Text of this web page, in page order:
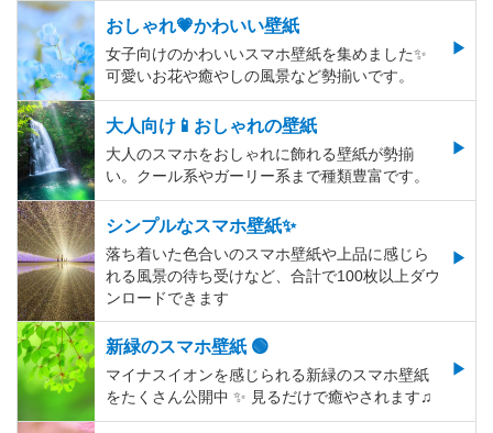
おしゃれ💗かわいい壁紙
女子向けのかわいいスマホ壁紙を集めました✨
可愛いお花や癒やしの風景など勢揃いです。
大人向け📱おしゃれの壁紙
大人のスマホをおしゃれに飾れる壁紙が勢揃
い。クール系やガーリー系まで種類豊富です。
シンプルなスマホ壁紙✨
落ち着いた色合いのスマホ壁紙や上品に感じら
れる風景の待ち受けなど、合計で100枚以上ダウ
ンロードできます
新緑のスマホ壁紙 🟢
マイナスイオンを感じられる新緑のスマホ壁紙
をたくさん公開中 ✨ 見るだけで癒やされます♫